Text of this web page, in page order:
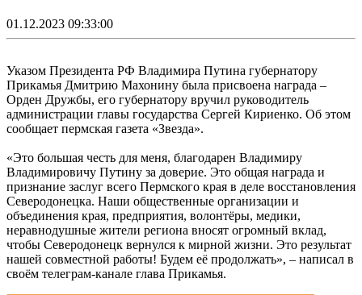
01.12.2023 09:33:00
Указом Президента РФ Владимира Путина губернатору
Прикамья Дмитрию Махонину была присвоена награда –
Орден Дружбы, его губернатору вручил руководитель
администрации главы государства Сергей Кириенко. Об этом
сообщает пермская газета «Звезда».
«Это большая честь для меня, благодарен Владимиру
Владимировичу Путину за доверие. Это общая награда и
признание заслуг всего Пермского края в деле восстановления
Северодонецка. Наши общественные организации и
объединения края, предприятия, волонтёры, медики,
неравнодушные жители региона вносят огромный вклад,
чтобы Северодонецк вернулся к мирной жизни. Это результат
нашей совместной работы! Будем её продолжать», – написал в
своём телеграм-канале глава Прикамья.